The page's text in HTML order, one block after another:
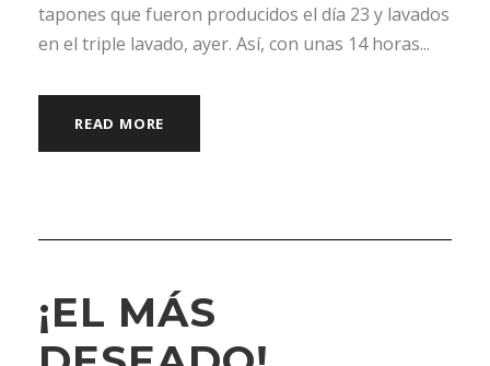
tapones que fueron producidos el día 23 y lavados
en el triple lavado, ayer. Así, con unas 14 horas...
READ MORE
¡EL MÁS